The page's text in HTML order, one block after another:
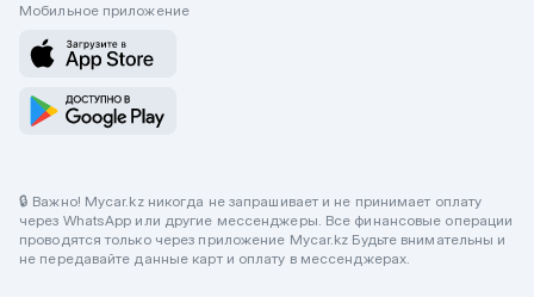
Мобильное приложение
🔒 Важно! Mycar.kz никогда не запрашивает и не принимает оплату
через WhatsApp или другие мессенджеры. Все финансовые операции
проводятся только через приложение Mycar.kz Будьте внимательны и
не передавайте данные карт и оплату в мессенджерах.